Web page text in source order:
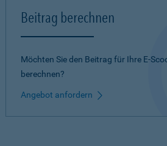
Beitrag berechnen
Möchten Sie den Beitrag für Ihre E-
berechnen?
Angebot anfordern